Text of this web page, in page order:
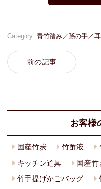
Category: 青竹踏み／孫の手／耳
前の記事
お客様
国産竹炭 竹酢液
キッチン道具
国産竹
竹手提げかごバッグ